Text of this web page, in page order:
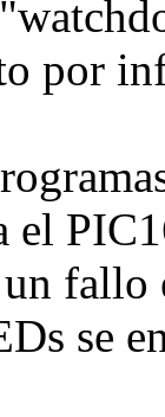
por
el
fallo
se